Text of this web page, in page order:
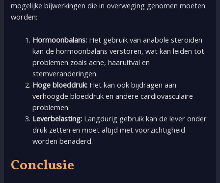
mogelijke bijwerkingen die in overweging genomen moeten
worden:
Hormoonbalans: Het gebruik van anabole steroïden
kan de hormoonbalans verstoren, wat kan leiden tot
problemen zoals acne, haaruitval en
stemveranderingen.
Hoge bloeddruk: Het kan ook bijdragen aan
verhoogde bloeddruk en andere cardiovasculaire
problemen.
Leverbelasting: Langdurig gebruik kan de lever onder
druk zetten en moet altijd met voorzichtigheid
worden benaderd.
Conclusie